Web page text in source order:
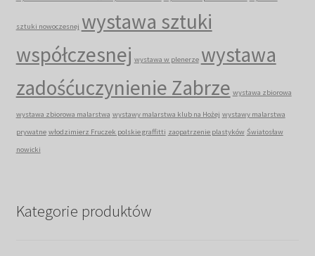
sztuki nowoczesnej wystawa sztuki
współczesnej wystawa w plenerze wystawa
zadośćuczynienie Zabrze wystawa zbiorowa
wystawa zbiorowa malarstwa wystawy malarstwa klub na Hożej wystawy malarstwa
prywatne włodzimierz Fruczek polskie graffitti zaopatrzenie plastyków Światosław
nowicki
Kategorie produktów